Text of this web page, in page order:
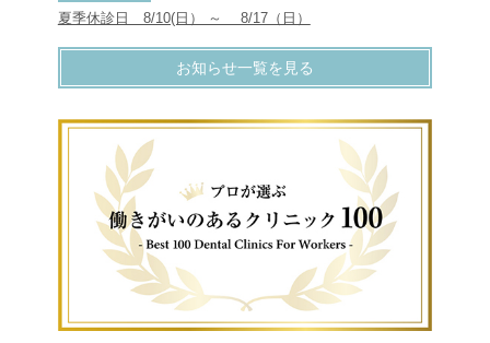
夏季休診日 8/10(日） ～ 8/17（日）
お知らせ一覧を見る